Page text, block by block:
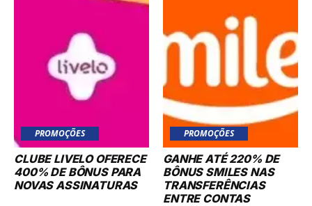
PROMOÇÕES
CLUBE LIVELO OFERECE
400% DE BÔNUS PARA
NOVAS ASSINATURAS
PROMOÇÕES
GANHE ATÉ 220% DE
BÔNUS SMILES NAS
TRANSFERÊNCIAS
ENTRE CONTAS